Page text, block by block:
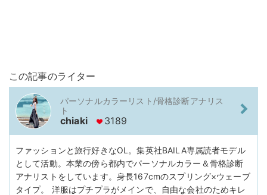
この記事のライター
パーソナルカラーリスト/骨格診断アナリス
ト
chiaki 3189
ファッションと旅行好きなOL。集英社BAILA専属読者モデル
として活動。本業の傍ら都内でパーソナルカラー＆骨格診断
アナリストをしています。身長167cmのスプリング×ウェーブ
タイプ。 洋服はプチプラがメインで、自由な会社のためキレ